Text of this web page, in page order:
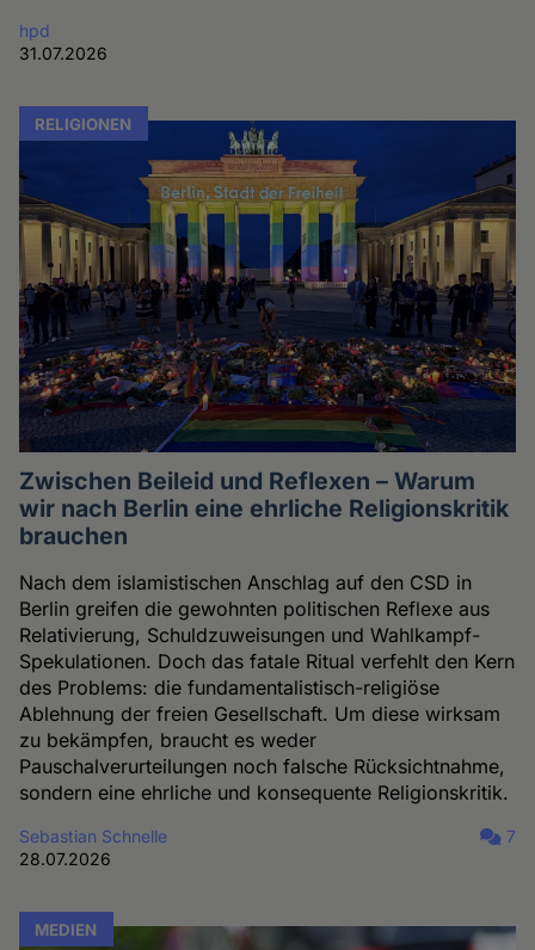
hpd
31.07.2026
RELIGIONEN
Zwischen Beileid und Reflexen – Warum
wir nach Berlin eine ehrliche Religionskritik
brauchen
Nach dem islamistischen Anschlag auf den CSD in
Berlin greifen die gewohnten politischen Reflexe aus
Relativierung, Schuldzuweisungen und Wahlkampf-
Spekulationen. Doch das fatale Ritual verfehlt den Kern
des Problems: die fundamentalistisch-religiöse
Ablehnung der freien Gesellschaft. Um diese wirksam
zu bekämpfen, braucht es weder
Pauschalverurteilungen noch falsche Rücksichtnahme,
sondern eine ehrliche und konsequente Religionskritik.
Sebastian Schnelle
28.07.2026
7
MEDIEN